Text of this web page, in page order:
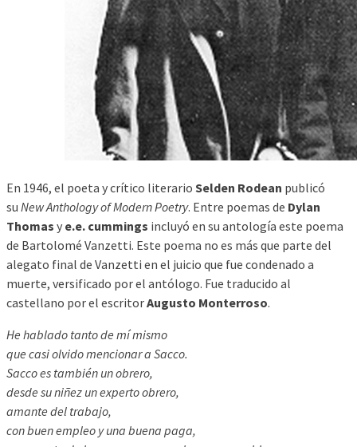
En 1946, el poeta y crítico literario Selden Rodean publicó
su New Anthology of Modern Poetry. Entre poemas de Dylan
Thomas y e.e. cummings incluyó en su antología este poema
de Bartolomé Vanzetti. Este poema no es más que parte del
alegato final de Vanzetti en el juicio que fue condenado a
muerte, versificado por el antólogo. Fue traducido al
castellano por el escritorAugusto Monterroso.
He hablado tanto de mí mismo
que casi olvido mencionar a Sacco.
Sacco es también un obrero,
desde su niñez un experto obrero,
amante del trabajo,
con buen empleo y una buena paga,